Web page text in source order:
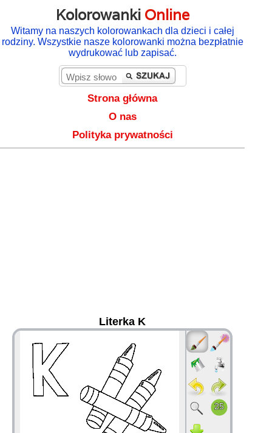
Kolorowanki Online
Witamy na naszych kolorowankach dla dzieci i całej
rodziny. Wszystkie nasze kolorowanki można bezpłatnie
wydrukować lub zapisać.
Strona główna
O nas
Polityka prywatności
Literka K